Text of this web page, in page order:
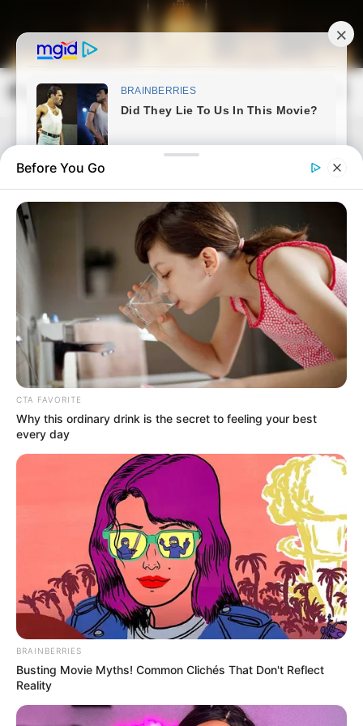
content
Magyarország Kincsei
Search
Before You Go
CTA FAVORITE
Why this ordinary drink is the secret to feeling your best
every day
BRAINBERRIES
Busting Movie Myths! Common Clichés That Don't Reflect
Reality